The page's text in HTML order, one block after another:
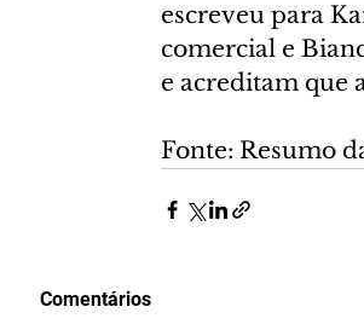
escreveu para
comercial e
e acreditam que
Fonte: Resumo
Comentários